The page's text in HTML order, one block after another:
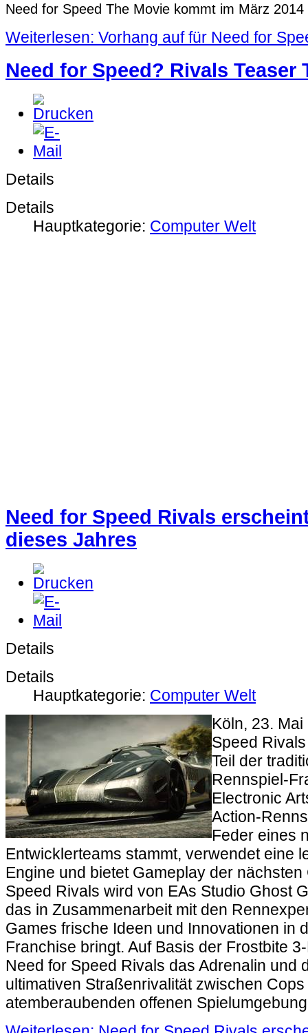
Need for Speed The Movie kommt im März 2014
Weiterlesen: Vorhang auf für Need for
Need for Speed? Rivals Teaser
Details
Details
Hauptkategorie: Computer Welt
Need for Speed Rivals
dieses Jahres
Details
Details
Hauptkategorie: Computer Welt
Köln, 23.
Speed
Teil der
Rennspiel-
Electronic
Action-
Feder eines
Entwicklerteams stammt, verwendet eine
Engine und bietet Gameplay der
Speed Rivals wird von EAs Studio Ghost
das in Zusammenarbeit mit den
Games frische Ideen und Innovationen in
Franchise bringt. Auf Basis der Frostbite
Need for Speed Rivals das Adrenalin und
ultimativen Straßenrivalität zwischen
atemberaubenden offenen